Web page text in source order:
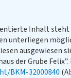
Inhalt steht
unterliegen
ausgewiesen
der Grube
BKM-32000840